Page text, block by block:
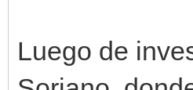
Luego de